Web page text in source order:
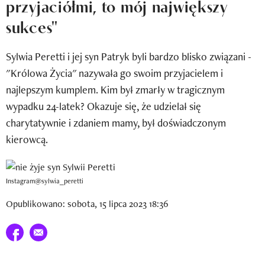
Newsletter
Wizaz Summer Influ School
Mój profil / Zarejestruj się
przyjaciółmi, to mój największy
sukces"
Sylwia Peretti i jej syn Patryk byli bardzo blisko związani -
"Królowa Życia" nazywała go swoim przyjacielem i
najlepszym kumplem. Kim był zmarły w tragicznym
wypadku 24-latek? Okazuje się, że udzielał się
charytatywnie i zdaniem mamy, był doświadczonym
kierowcą.
Instagram@sylwia_peretti
Opublikowano: sobota, 15 lipca 2023 18:36
Udostępnij na facebook
E-mail do przyjaciela